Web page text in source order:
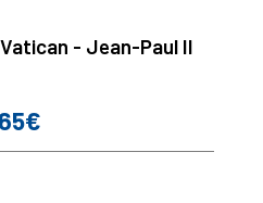
- Jean-Paul II
Prix
65€